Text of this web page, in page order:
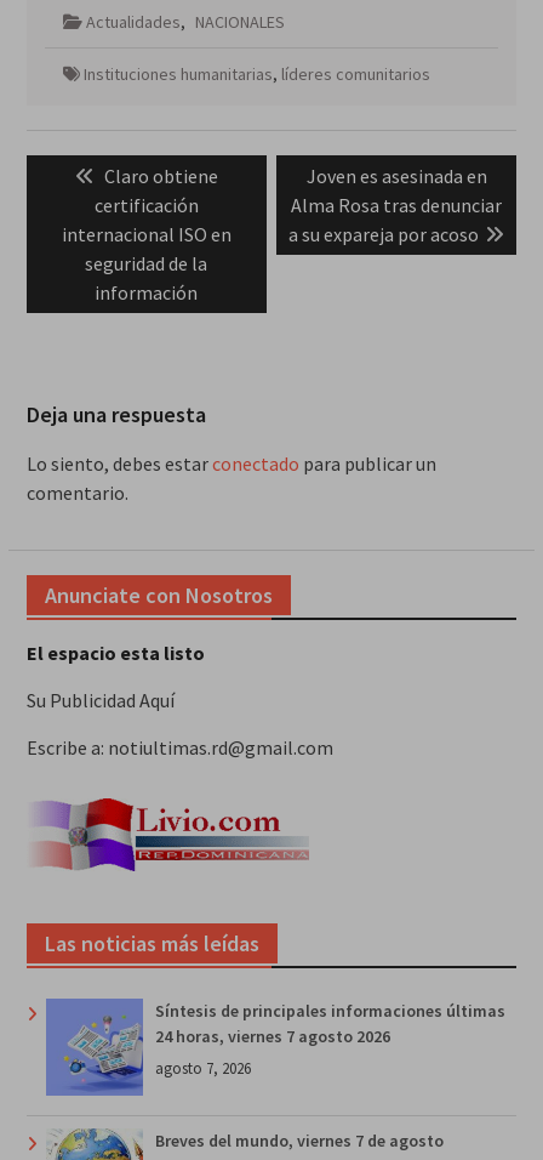
Actualidades, NACIONALES
Instituciones humanitarias, líderes comunitarios
entradas
Previous
post:
Claro obtiene
certificación
internacional ISO en
seguridad de la
información
Next
post:
Joven es asesinada en
Alma Rosa tras denunciar
a su expareja por acoso
Deja una respuesta
Lo siento, debes estarconectado para publicar un
comentario.
Anunciate con Nosotros
El espacio esta listo
Su Publicidad Aquí
Escribe a: notiultimas.rd@gmail.com
Las noticias más leídas
Síntesis de principales informaciones últimas
24 horas, viernes 7 agosto 2026
agosto 7, 2026
Breves del mundo, viernes 7 de agosto